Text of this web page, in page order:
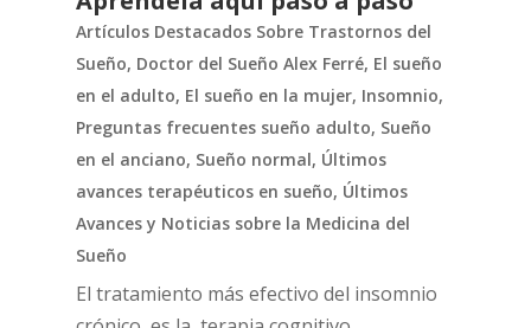
Artículos Destacados Sobre Trastornos del
Sueño, Doctor del Sueño Alex Ferré, El sueño
en el adulto, El sueño en la mujer, Insomnio,
Preguntas frecuentes sueño adulto, Sueño
en el anciano, Sueño normal, Últimos
avances terapéuticos en sueño, Últimos
Avances y Noticias sobre la Medicina del
Sueño
El tratamiento más efectivo del insomnio